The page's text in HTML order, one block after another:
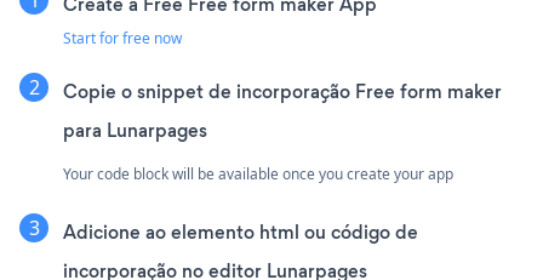
Start for free now
Copie o snippet de incorporação Free form maker
para Lunarpages
Your code block will be available once you create your app
Adicione ao elemento html ou código de
incorporação no editor Lunarpages